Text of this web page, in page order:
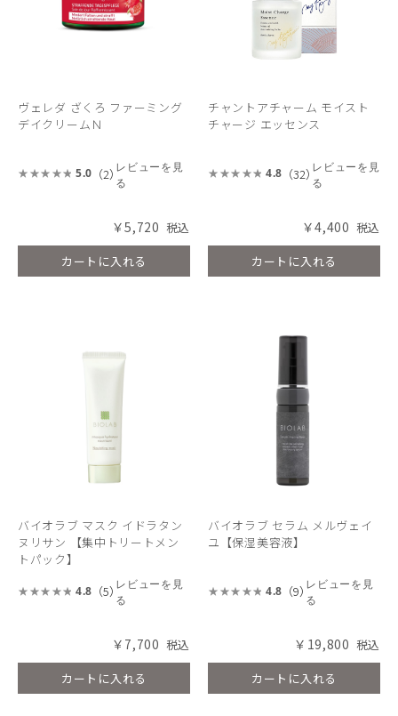
ヴェレダ ざくろ ファーミング
デイクリームＮ
5.0 （2） レビューを見
る
￥5,720
カートに入れる
チャントアチャーム モイスト
チャージ エッセンス
4.8 （32） レビューを見
る
￥4,400
カートに入れる
バイオラブ マスク イドラタン
ヌリサン 【集中トリートメン
トパック】
4.8 （5） レビューを見
る
￥7,700
カートに入れる
バイオラブ セラム メルヴェイ
ユ【保湿美容液】
4.8 （9） レビューを見
る
￥19,800
カートに入れる